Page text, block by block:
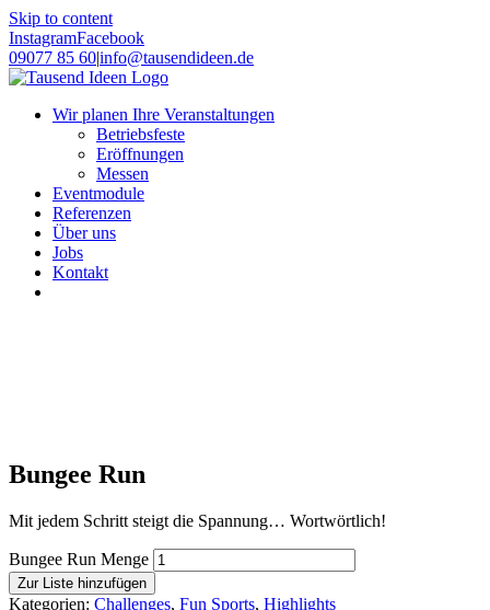
Skip to content
InstagramFacebook
09077 85 60|info@tausendideen.de
Wir planen Ihre Veranstaltungen
Betriebsfeste
Eröffnungen
Messen
Eventmodule
Referenzen
Über uns
Jobs
Kontakt
Bungee Run
Mit jedem Schritt steigt die Spannung… Wortwörtlich!
Bungee Run Menge
Zur Liste hinzufügen
Kategorien: Challenges, Fun Sports, Highlights